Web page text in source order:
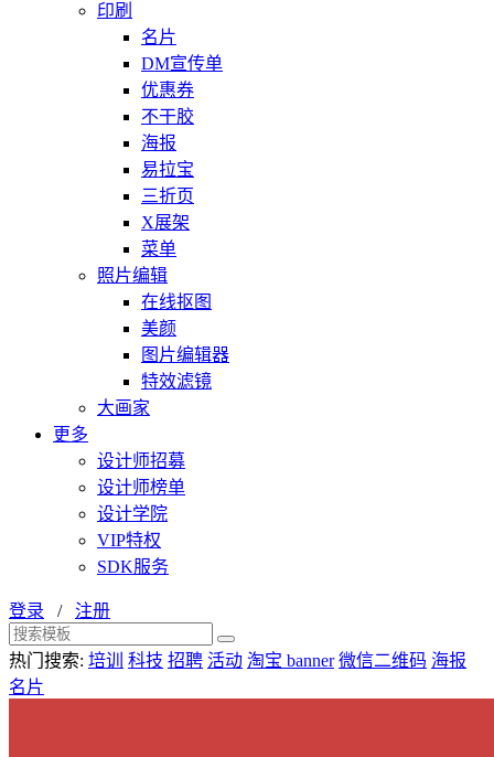
印刷
名片
DM宣传单
优惠券
不干胶
海报
易拉宝
三折页
X展架
菜单
照片编辑
在线抠图
美颜
图片编辑器
特效滤镜
大画家
更多
设计师招募
设计师榜单
设计学院
VIP特权
SDK服务
登录 / 注册
热门搜索: 培训 科技 招聘 活动 淘宝 banner 微信二维码 海报
名片